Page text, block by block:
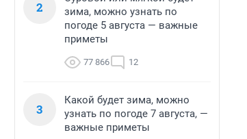
2
зима, можно узнать по
погоде 5 августа — важные
приметы
77 866 12
3
Какой будет зима, можно
узнать по погоде 7 августа, —
важные приметы